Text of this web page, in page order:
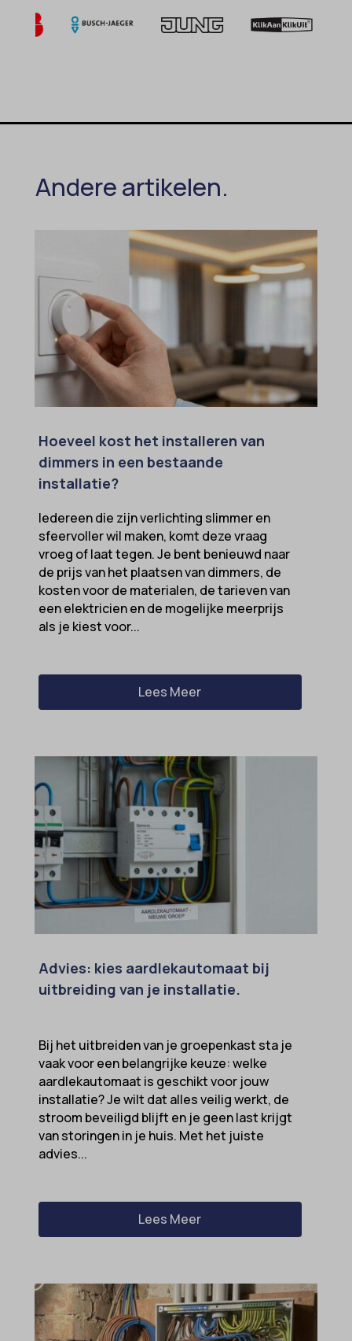
Andere artikelen.
Hoeveel kost het installeren van
dimmers in een bestaande
installatie?
Iedereen die zijn verlichting slimmer en
sfeervoller wil maken, komt deze vraag
vroeg of laat tegen. Je bent benieuwd naar
de prijs van het plaatsen van dimmers, de
kosten voor de materialen, de tarieven van
een elektricien en de mogelijke meerprijs
als je kiest voor...
Lees Meer
Advies: kies aardlekautomaat bij
uitbreiding van je installatie.
Bij het uitbreiden van je groepenkast sta je
vaak voor een belangrijke keuze: welke
aardlekautomaat is geschikt voor jouw
installatie? Je wilt dat alles veilig werkt, de
stroom beveiligd blijft en je geen last krijgt
van storingen in je huis. Met het juiste
advies...
Lees Meer